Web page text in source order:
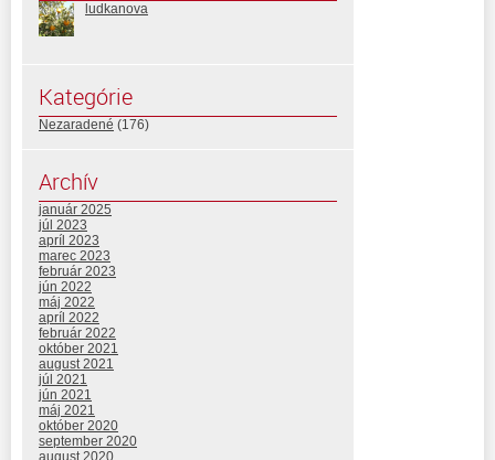
ludkanova
Kategórie
Nezaradené (176)
Archív
január 2025
júl 2023
apríl 2023
marec 2023
február 2023
jún 2022
máj 2022
apríl 2022
február 2022
október 2021
august 2021
júl 2021
jún 2021
máj 2021
október 2020
september 2020